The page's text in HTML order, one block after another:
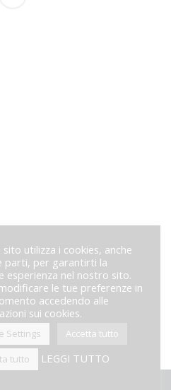
articolo
sito utilizza i cookies, anche
parti, per garantirti la
esperienza nel nostro sito.
le tue preferenze in
accedendo alle
sui cookies.
Settings
Accetta tutto
tutto
LEGGI TUTTO